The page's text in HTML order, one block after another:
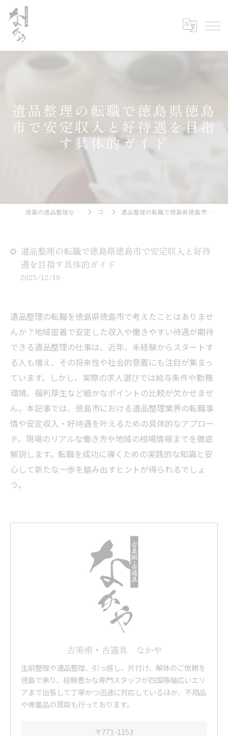
遺品整理の転職で徳島県徳島
市で安定収入と好待遇を目指
す具体的ガイド
徳島の遺品整理なら古美術・古道具 なかや コラム 遺品整理の転職で徳島県徳島市で安定収入と好待遇を目指す具体的ガイド
遺品整理の転職で徳島県徳島市で安定収入と好待
遇を目指す具体的ガイド
2025/12/19
遺品整理の転職を徳島県徳島市で考えたことはありませ
んか？地域密着で安定した収入や働きやすい待遇が期待
できる遺品整理の仕事は、近年、未経験からスタートす
る人も増え、その将来性や社会的意義にも注目が集まっ
ています。しかし、実際の求人選びでは給与条件や勤務
環境、福利厚生など細かなポイントの比較が欠かせませ
ん。本記事では、徳島市における遺品整理業界の転職事
情や安定収入・好待遇を叶えるための具体的なアプロー
チ、現場のリアルな働き方や地域の相場情報までを徹底
解説します。転職を成功に導くための実践的な知識と安
心して新たな一歩を踏み出すヒントが得られるでしょ
う。
古美術・古道具 なかや
生前整理や遺品整理、引っ越し、片付け、解体のご依頼を
徳島で承り、経験豊かな専門スタッフが四国等幅広いエリ
アまで出張して丁寧かつ迅速に対応しているほか、不用品
や骨董品の買取も行っております。
〒771-1153